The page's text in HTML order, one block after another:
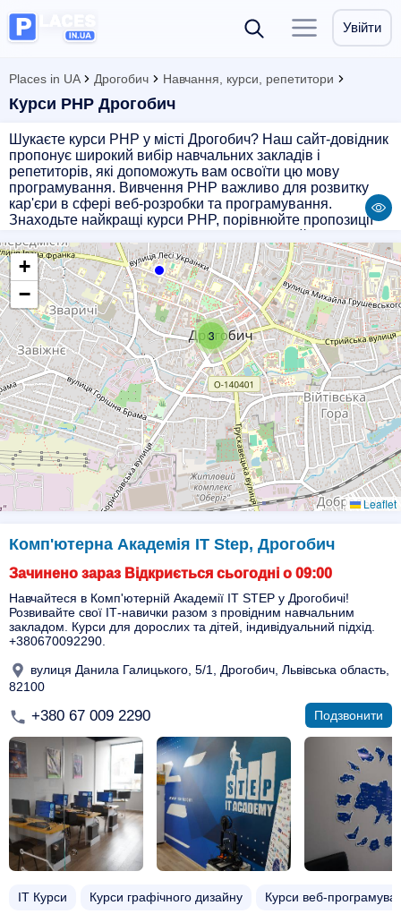
Увійти
Places in UA Дрогобич Навчання, курси, репетитори
Курси PHP Дрогобич
Шукаєте курси PHP у місті Дрогобич? Наш сайт-довідник
пропонує широкий вибір навчальних закладів і
репетиторів, які допоможуть вам освоїти цю мову
програмування. Вивчення PHP важливо для розвитку
кар'єри в сфері веб-розробки та програмування.
Знаходьте найкращі курси PHP, порівнюйте пропозиції
свого навчання. Долучайтеся до професійної спільноти
програмістів і розвивайте свої навички у сфері веб-
розробки з нашим сайтом!
3
+
−
Leaflet
Комп'ютерна Академія IT Step, Дрогобич
Зачинено зараз Відкриється сьогодні о 09:00
Навчайтеся в Комп'ютерній Академії IT STEP у Дрогобичі!
Розвивайте свої ІТ-навички разом з провідним навчальним
закладом. Курси для дорослих та дітей, індивідуальний підхід.
+380670092290.
вулиця Данила Галицького, 5/1, Дрогобич, Львівська область,
82100
+380 67 009 2290 Подзвонити
ІТ Курси Курси графічного дизайну Курси веб-